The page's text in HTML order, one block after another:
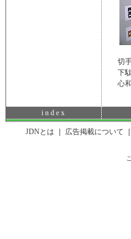
切
下
心
i n d e x
JDNとは 広告掲載について